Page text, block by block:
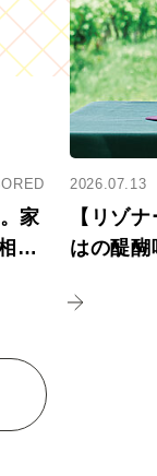
家
続
2026.07.13
【リゾ
はの醍